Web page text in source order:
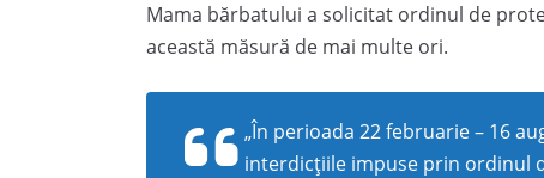
Mama bărbatului a solicitat ordinul de
această măsură de mai multe ori.
„În perioada 22 februarie – 16
interdicțiile impuse prin ordinul